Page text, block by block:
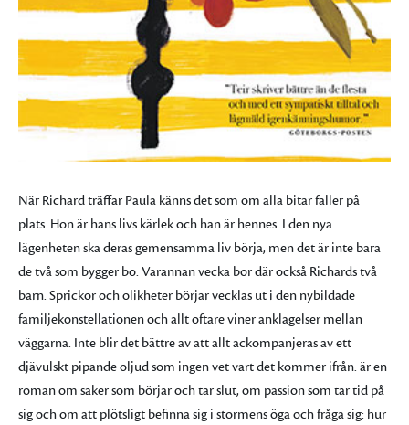
När Richard träffar Paula känns det som om alla bitar faller på
plats. Hon är hans livs kärlek och han är hennes. I den nya
lägenheten ska deras gemensamma liv börja, men det är inte bara
de två som bygger bo. Varannan vecka bor där också Richards två
barn. Sprickor och olikheter börjar vecklas ut i den nybildade
familjekonstellationen och allt oftare viner anklagelser mellan
väggarna. Inte blir det bättre av att allt ackompanjeras av ett
djävulskt pipande oljud som ingen vet vart det kommer ifrån. är en
roman om saker som börjar och tar slut, om passion som tar tid på
sig och om att plötsligt befinna sig i stormens öga och fråga sig: hur